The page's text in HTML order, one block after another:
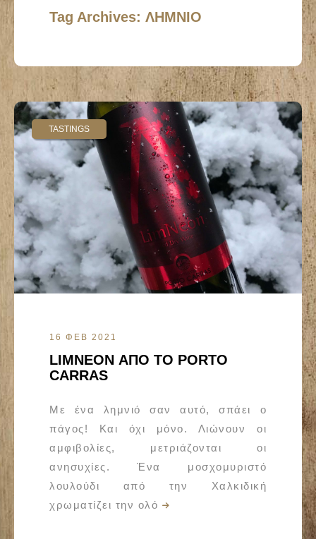
Tag Archives: ΛΗΜΝΙΟ
TASTINGS
16 ΦΕΒ 2021
LIMNEON ΑΠΟ ΤΟ PORTO
CARRAS
Με ένα λημνιό σαν αυτό, σπάει ο
πάγος! Και όχι μόνο. Λιώνουν οι
αμφιβολίες, μετριάζονται οι
ανησυχίες. Ένα μοσχομυριστό
λουλούδι από την Χαλκιδική
χρωματίζει την ολό